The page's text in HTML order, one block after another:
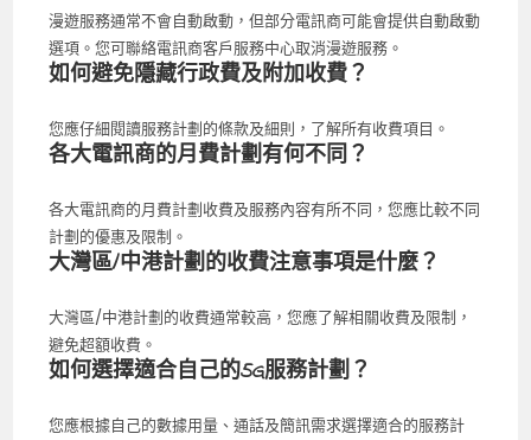
漫遊服務通常不會自動啟動，但部分電訊商可能會提供自動啟動
選項。您可聯絡電訊商客戶服務中心取消漫遊服務。
如何避免隱藏行政費及附加收費？
您應仔細閱讀服務計劃的條款及細則，了解所有收費項目。
各大電訊商的月費計劃有何不同？
各大電訊商的月費計劃收費及服務內容有所不同，您應比較不同
計劃的優惠及限制。
大灣區/中港計劃的收費注意事項是什麼？
大灣區/中港計劃的收費通常較高，您應了解相關收費及限制，
避免超額收費。
如何選擇適合自己的5G服務計劃？
您應根據自己的數據用量、通話及簡訊需求選擇適合的服務計